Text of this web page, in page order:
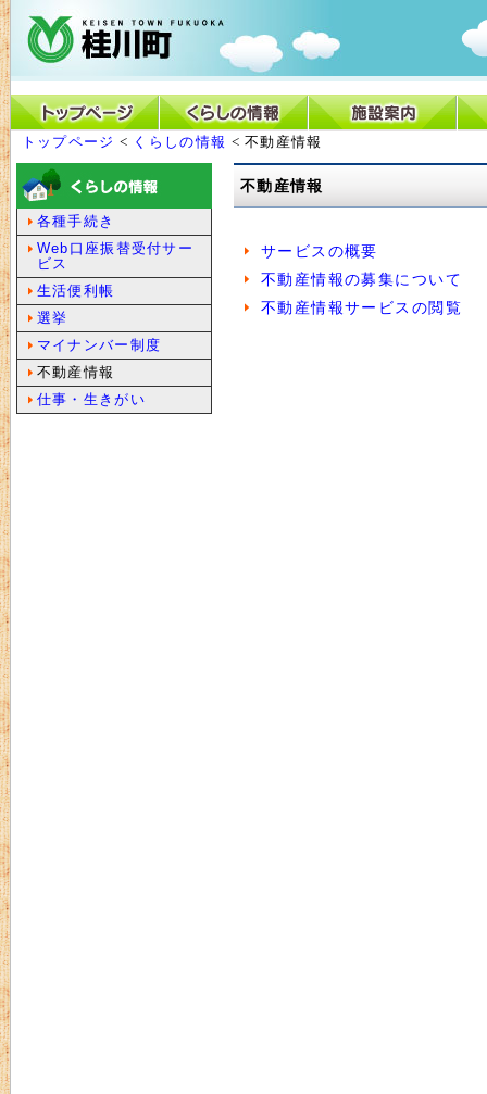
トップページ < くらしの情報 < 不動産情報
不動産情報
サービスの概要
不動産情報の募集について
不動産情報サービスの閲覧
各種手続き
Web口座振替受付サー
ビス
生活便利帳
選挙
マイナンバー制度
不動産情報
仕事・生きがい